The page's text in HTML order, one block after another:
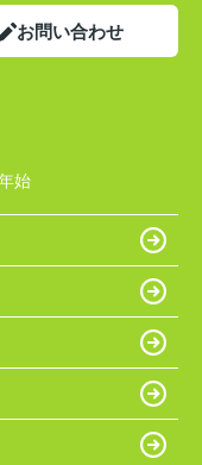
お問い合わせ
始